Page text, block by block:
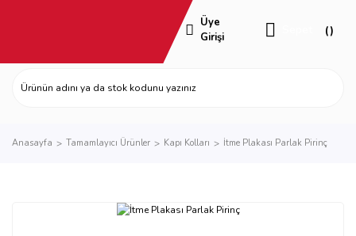
Üye
Girişi
Anasayfa Tamamlayıcı Ürünler Kapı Kolları İtme Plakası Parlak Pirinç